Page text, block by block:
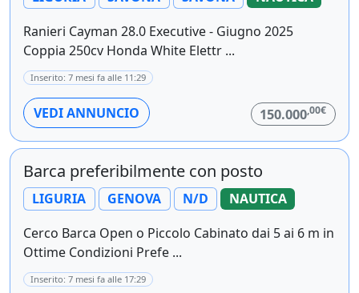
Ranieri Cayman 28.0 Executive - Giugno 2025
Coppia 250cv Honda White Elettr ...
Inserito: 7 mesi fa alle 11:29
VEDI ANNUNCIO 150.000,00€
Barca preferibilmente con posto
LIGURIA GENOVA N/D
NAUTICA
Cerco Barca Open o Piccolo Cabinato dai 5 ai 6 m in
Ottime Condizioni Prefe ...
Inserito: 7 mesi fa alle 17:29